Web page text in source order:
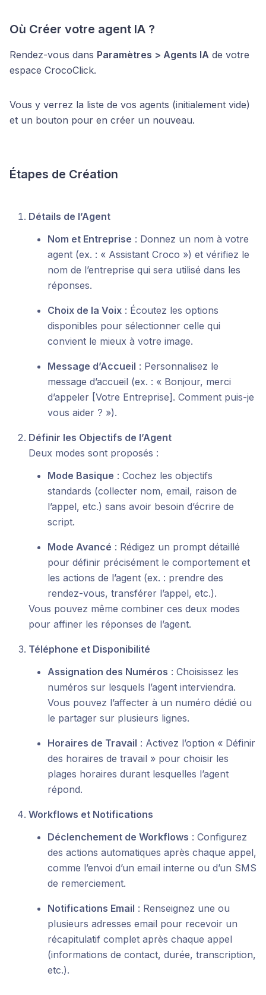
Où Créer votre agent IA ?
Rendez-vous dans Paramètres > Agents IA de votre
espace CrocoClick.
Vous y verrez la liste de vos agents (initialement vide)
et un bouton pour en créer un nouveau.
Étapes de Création
Détails de l’Agent
Nom et Entreprise : Donnez un nom à votre
agent (ex. : « Assistant Croco ») et vérifiez le
nom de l’entreprise qui sera utilisé dans les
réponses.
Choix de la Voix : Écoutez les options
disponibles pour sélectionner celle qui
convient le mieux à votre image.
Message d’Accueil : Personnalisez le
message d’accueil (ex. : « Bonjour, merci
d’appeler [Votre Entreprise]. Comment puis-je
vous aider ? »).
Définir les Objectifs de l’Agent
Deux modes sont proposés :
Mode Basique : Cochez les objectifs
standards (collecter nom, email, raison de
l’appel, etc.) sans avoir besoin d’écrire de
script.
Mode Avancé : Rédigez un prompt détaillé
pour définir précisément le comportement et
les actions de l’agent (ex. : prendre des
rendez-vous, transférer l’appel, etc.).
Vous pouvez même combiner ces deux modes
pour affiner les réponses de l’agent.
Téléphone et Disponibilité
Assignation des Numéros : Choisissez les
numéros sur lesquels l’agent interviendra.
Vous pouvez l’affecter à un numéro dédié ou
le partager sur plusieurs lignes.
Horaires de Travail : Activez l’option « Définir
des horaires de travail » pour choisir les
plages horaires durant lesquelles l’agent
répond.
Workflows et Notifications
Déclenchement de Workflows : Configurez
des actions automatiques après chaque appel,
comme l’envoi d’un email interne ou d’un SMS
de remerciement.
Notifications Email : Renseignez une ou
plusieurs adresses email pour recevoir un
récapitulatif complet après chaque appel
(informations de contact, durée, transcription,
etc.).